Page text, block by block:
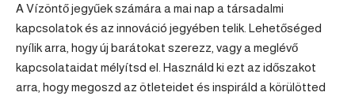
A Vízöntőjegyűek számára a mai nap a társadalmi
kapcsolatok és az innováció jegyében telik. Lehetőséged
nyílik arra, hogy új barátokat szerezz, vagy a meglévő
kapcsolataidat mélyítsd el. Használd ki ezt az időszakot
arra, hogy megoszd az ötleteidet és inspiráld a körülötted